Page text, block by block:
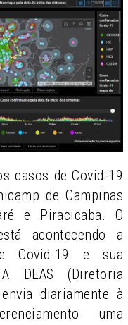
casos de Covid-19
de Campinas
e Piracicaba. O
acontecendo a
Covid-19 e sua
DEAS (Diretoria
diariamente à
uma